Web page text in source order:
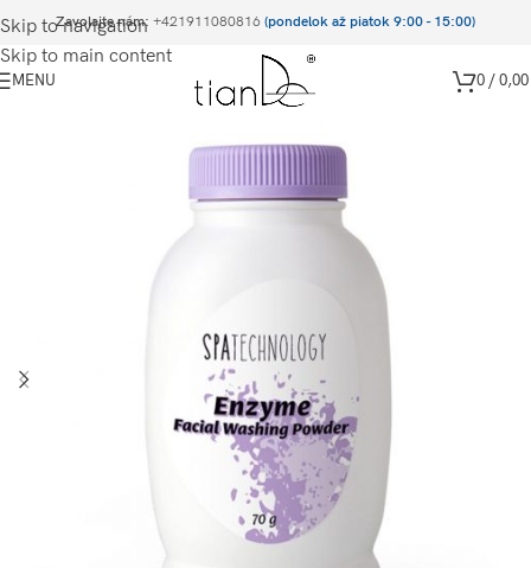
Skip to navigation
Skip to main content
Zavolajte nám: +421911080816 (pondelok až piatok 9:00 - 15:00)
MENU 0 /